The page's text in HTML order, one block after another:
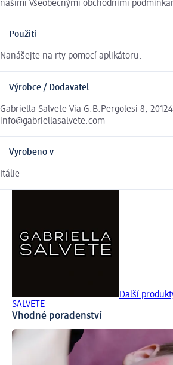
našimi Všeobecnými obchodními
Použití
Nanášejte na rty pomocí aplikátoru.
Výrobce / Dodavatel
Gabriella Salvete Via G.B.Pergolesi 8,
info@gabriellasalvete.com
Vyrobeno v
Itálie
Další
SALVETE
Vhodné poradenství